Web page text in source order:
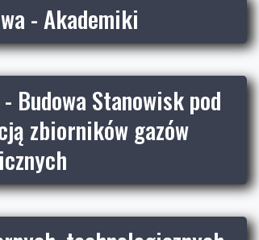
- Akademiki
Budowa Stanowisk pod
zbiorników gazów